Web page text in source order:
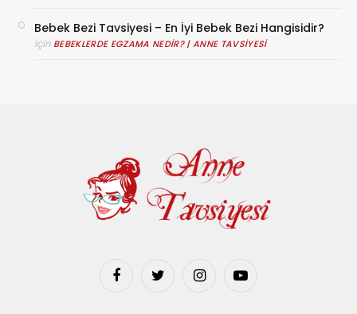
Bebek Bezi Tavsiyesi – En İyi Bebek Bezi Hangisidir?
için BEBEKLERDE EGZAMA NEDIR? | ANNE TAVSIYESI
FacebookTwitter InstagramYouTube